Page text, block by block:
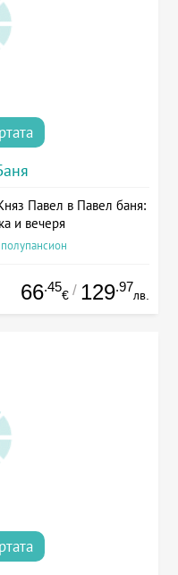
Павел в Павел баня:
и вечеря
66.45
€ / 129.97
лв.